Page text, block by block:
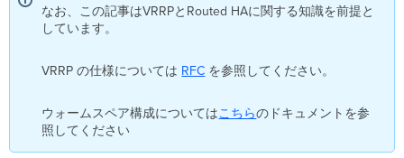
る
VRRP の
み
関
す
る
なお、この記事はVRRPとRouted HAに関する知識を前提と
しています。
VRRP の仕様については RFC を参照してください。
ウォームスペア構成についてはこちらのドキュメントを参
照してください